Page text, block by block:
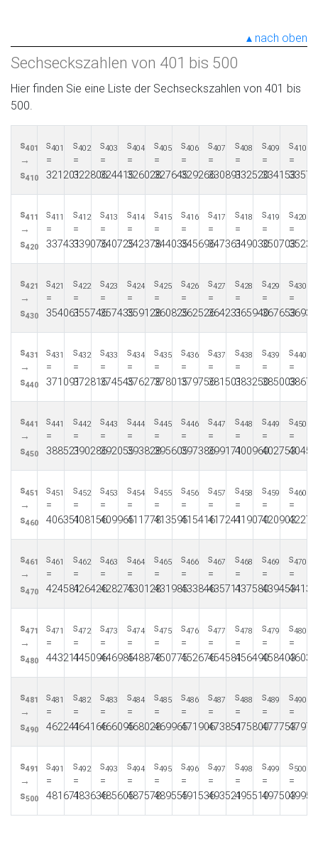
nach oben
Sechseckszahlen von 401 bis 500
Hier finden Sie eine Liste der Sechseckszahlen von 401 bis
500.
s401
→
s410
s401
=
321201
s402
=
322806
s403
=
324415
s404
=
326028
s405
=
327645
s406
=
329266
s407
=
330891
s408
=
332520
s409
=
334153
s410
=
s411
→
s420
s411
=
337431
s412
=
339076
s413
=
340725
s414
=
342378
s415
=
344035
s416
=
345696
s417
=
347361
s418
=
349030
s419
=
350703
s420
=
s421
→
s430
s421
=
354061
s422
=
355746
s423
=
357435
s424
=
359128
s425
=
360825
s426
=
362526
s427
=
364231
s428
=
365940
s429
=
367653
s430
=
s431
→
s440
s431
=
371091
s432
=
372816
s433
=
374545
s434
=
376278
s435
=
378015
s436
=
379756
s437
=
381501
s438
=
383250
s439
=
385003
s440
=
s441
→
s450
s441
=
388521
s442
=
390286
s443
=
392055
s444
=
393828
s445
=
395605
s446
=
397386
s447
=
399171
s448
=
400960
s449
=
402753
s450
=
s451
→
s460
s451
=
406351
s452
=
408156
s453
=
409965
s454
=
411778
s455
=
413595
s456
=
415416
s457
=
417241
s458
=
419070
s459
=
420903
s460
=
s461
→
s470
s461
=
424581
s462
=
426426
s463
=
428275
s464
=
430128
s465
=
431985
s466
=
433846
s467
=
435711
s468
=
437580
s469
=
439453
s470
=
s471
→
s480
s471
=
443211
s472
=
445096
s473
=
446985
s474
=
448878
s475
=
450775
s476
=
452676
s477
=
454581
s478
=
456490
s479
=
458403
s480
=
s481
→
s490
s481
=
462241
s482
=
464166
s483
=
466095
s484
=
468028
s485
=
469965
s486
=
471906
s487
=
473851
s488
=
475800
s489
=
477753
s490
=
s491
→
s500
s491
=
481671
s492
=
483636
s493
=
485605
s494
=
487578
s495
=
489555
s496
=
491536
s497
=
493521
s498
=
495510
s499
=
497503
s500
=